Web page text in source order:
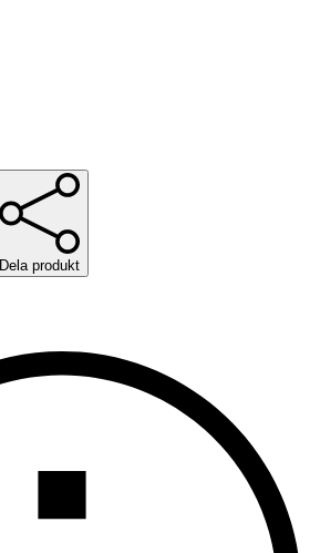
Dela produkt